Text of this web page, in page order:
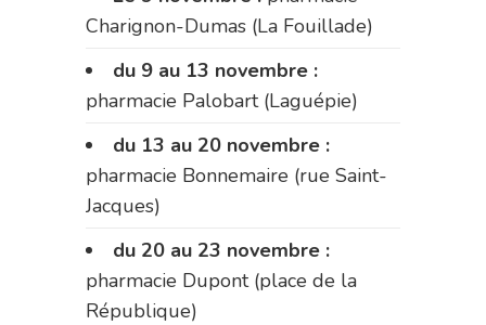
Charignon-Dumas (La Fouillade)
du 9 au 13 novembre :
pharmacie Palobart (Laguépie)
du 13 au 20 novembre :
pharmacie Bonnemaire (rue Saint-
Jacques)
du 20 au 23 novembre :
pharmacie Dupont (place de la
République)